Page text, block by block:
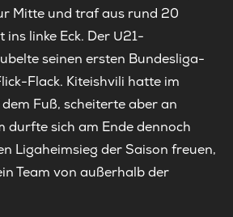
Mitte und traf aus rund 20
linke Eck. Der U21-
seinen ersten Bundesliga-
Flack. Kiteishvili hatte im
Fuß, scheiterte aber an
durfte sich am Ende dennoch
Ligaheimsieg der Saison freuen,
Team von außerhalb der